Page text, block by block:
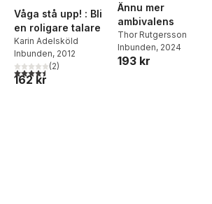
Våga stå upp! : Bli
en roligare talare
Karin Adelsköld
Inbunden, 2012
4,5utav 5 stjärnor. Totalt antal röster:
(2)
162 kr
Ännu mer
ambivalens
Thor Rutgersson
Inbunden, 2024
193 kr